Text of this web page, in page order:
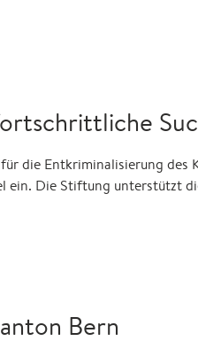
die Entkriminalisierung des
ein. Die Stiftung unterstützt
Bern